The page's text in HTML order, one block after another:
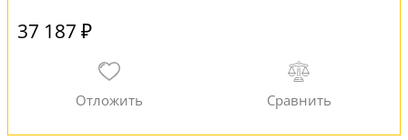
37 187 ₽